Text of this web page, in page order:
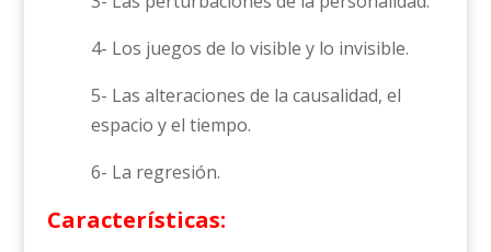
4- Los juegos de lo visible y lo invisible.
5- Las alteraciones de la causalidad, el
espacio y el tiempo.
6- La regresión.
Características: